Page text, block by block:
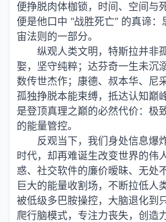
便挣脱肉体枷锁，时间、空间与
便是他口中 “战胜死亡” 的真谛
宙法则的一部分。
纵观人类文明，特斯拉并非
娶，坚守纯粹；达芬奇一生未沉
数传世杰作；康德、叔本华、尼
孤独挣脱本能束缚，抵达认知巅
是登顶真理之巅的必然代价：极
的能量管控。
反观当下，我们身处信息爆
时代，却再难诞生改变世界的伟
惑、社交软件的廉价暧昧、无处
巨大的能量收割场，不断拉低人
被低级多巴胺操控，大脑退化到
爬行脑模式，专注力丧失，创造